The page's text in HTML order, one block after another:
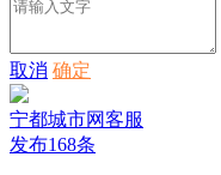
取消 确定
宁都城市网客服
发布168条